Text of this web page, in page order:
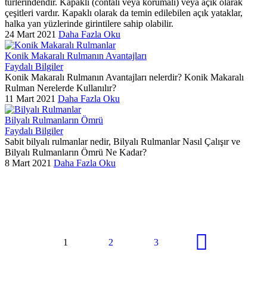
türlerindendir. Kapaklı (contalı veya korumalı) veya açık olarak
çeşitleri vardır. Kapaklı olarak da temin edilebilen açık yataklar,
halka yan yüzlerinde girintilere sahip olabilir.
24 Mart 2021 Daha Fazla Oku
Konik Makaralı Rulmanın Avantajları
Faydalı Bilgiler
Konik Makaralı Rulmanın Avantajları nelerdir? Konik Makaralı
Rulman Nerelerde Kullanılır?
11 Mart 2021 Daha Fazla Oku
Bilyalı Rulmanların Ömrü
Faydalı Bilgiler
Sabit bilyalı rulmanlar nedir, Bilyalı Rulmanlar Nasıl Çalışır ve
Bilyalı Rulmanların Ömrü Ne Kadar?
8 Mart 2021 Daha Fazla Oku
1 2 3